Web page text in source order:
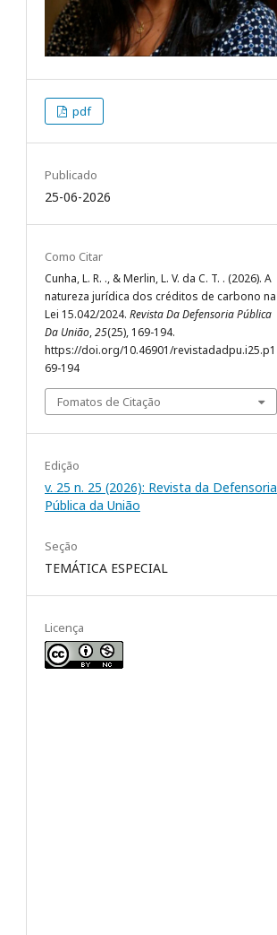
pdf
Publicado
25-06-2026
Como Citar
Cunha, L. R. ., & Merlin, L. V. da C. T. . (2026). A
natureza jurídica dos créditos de carbono na
Lei 15.042/2024. Revista Da Defensoria Pública
Da União,25(25), 169-194.
https://doi.org/10.46901/revistadadpu.i25.p1
69-194
Fomatos de Citação
Edição
v. 25 n. 25 (2026): Revista da Defensoria
Pública da União
Seção
TEMÁTICA ESPECIAL
Licença